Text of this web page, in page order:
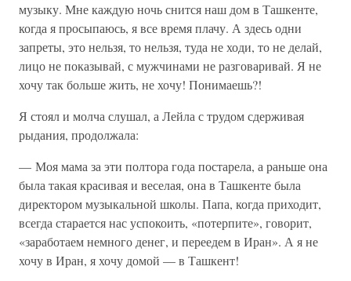
музыку. Мне каждую ночь снится наш дом в Ташкенте,
когда я просыпаюсь, я все время плачу. А здесь одни
запреты, это нельзя, то нельзя, туда не ходи, то не делай,
лицо не показывай, с мужчинами не разговаривай. Я не
хочу так больше жить, не хочу! Понимаешь?!
Я стоял и молча слушал, а Лейла с трудом сдерживая
рыдания, продолжала:
— Моя мама за эти полтора года постарела, а раньше она
была такая красивая и веселая, она в Ташкенте была
директором музыкальной школы. Папа, когда приходит,
всегда старается нас успокоить, «потерпите», говорит,
«заработаем немного денег, и переедем в Иран». А я не
хочу в Иран, я хочу домой — в Ташкент!